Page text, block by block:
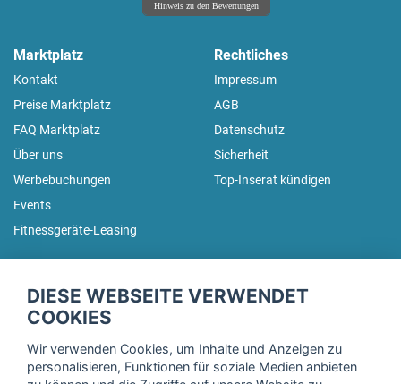
Hinweis zu den Bewertungen
Marktplatz
Kontakt
Preise Marktplatz
FAQ Marktplatz
Über uns
Werbebuchungen
Events
Fitnessgeräte-Leasing
Rechtliches
Impressum
AGB
Datenschutz
Sicherheit
Top-Inserat kündigen
Trage dich hier für unseren Newsletter ein und erhalte regelmäßig
DIESE WEBSEITE VERWENDET
COOKIES
Wir verwenden Cookies, um Inhalte und Anzeigen zu
personalisieren, Funktionen für soziale Medien anbieten